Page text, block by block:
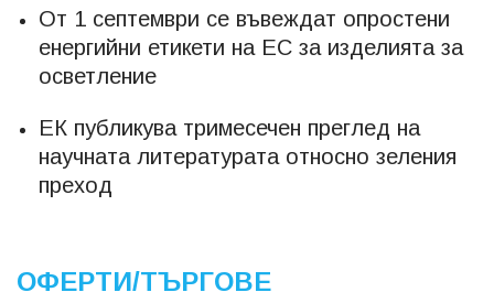
От 1 септември се въвеждат опростени
енергийни етикети на ЕС за изделията за
осветление
ЕК публикува тримесечен преглед на
научната литературата относно зеления
преход
ОФЕРТИ/ТЪРГОВЕ